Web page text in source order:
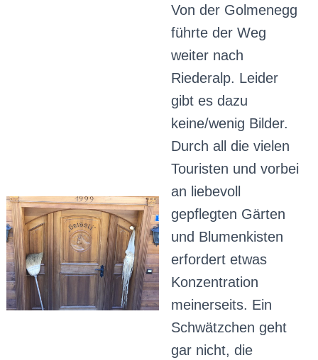
Von der Golmenegg
führte der Weg
weiter nach
Riederalp. Leider
gibt es dazu
keine/wenig Bilder.
Durch all die vielen
Touristen und vorbei
an liebevoll
gepflegten Gärten
und Blumenkisten
erfordert etwas
Konzentration
meinerseits. Ein
Schwätzchen geht
gar nicht, die